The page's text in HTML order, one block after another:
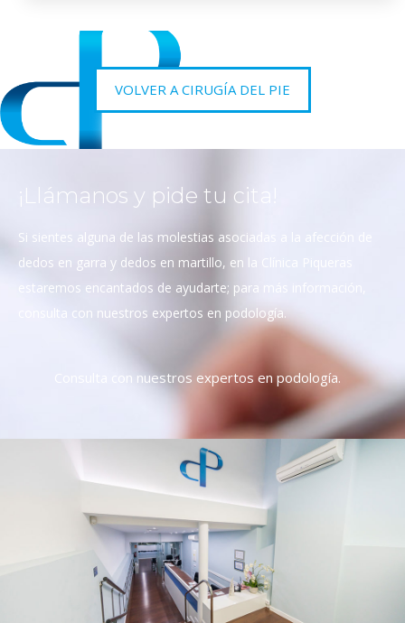
VOLVER A CIRUGÍA DEL PIE
¡Llámanos y pide tu cita!
Si sientes alguna de las molestias asociadas a la afección de
dedos en garra y dedos en martillo, en la Clínica Piqueras
estaremos encantados de ayudarte; para más información,
consulta con nuestros expertos en podología.
Consulta con nuestros expertos en podología.